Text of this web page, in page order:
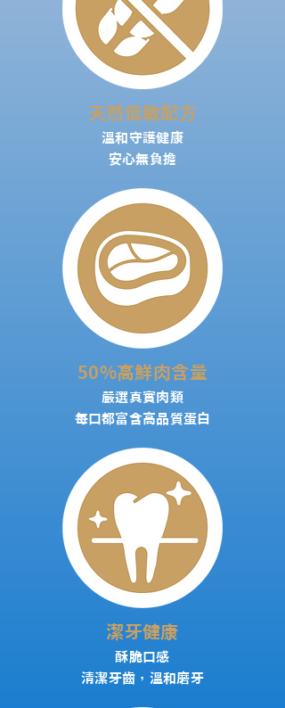
天然低敏配方
溫和守護健康
安心無負擔
50%高鮮肉含量
嚴選真實肉類
每口都富含高品質蛋白
潔牙健康
酥脆口感
清潔牙齒，溫和磨牙